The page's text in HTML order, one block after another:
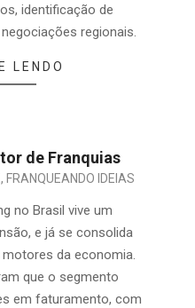
identificação de
regionais.
LENDO
de Franquias
, FRANQUEANDO IDEIAS
no Brasil vive um
e já se consolida
da economia.
que o segmento
em faturamento, com